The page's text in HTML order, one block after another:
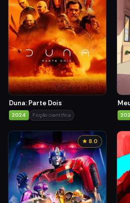
Duna: Parte Dois
2024 Ficção científica
★ 8.0